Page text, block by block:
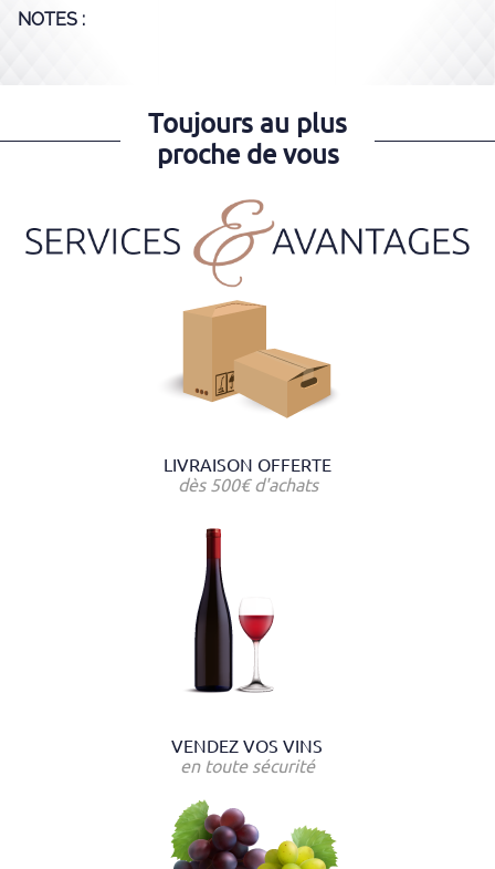
NOTES :
Toujours au plus
proche de vous
LIVRAISON OFFERTE
dès 500€ d'achats
VENDEZ VOS VINS
en toute sécurité